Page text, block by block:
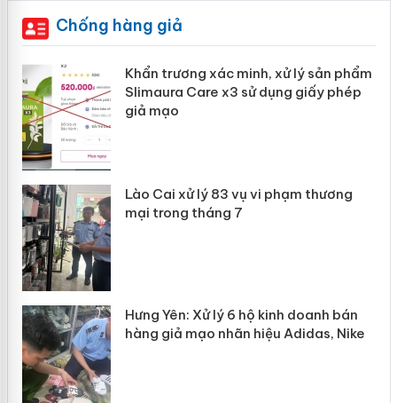
Chống hàng giả
Khẩn trương xác minh, xử lý sản phẩm
Slimaura Care x3 sử dụng giấy phép
giả mạo
Lào Cai xử lý 83 vụ vi phạm thương
mại trong tháng 7
Hưng Yên: Xử lý 6 hộ kinh doanh bán
hàng giả mạo nhãn hiệu Adidas, Nike